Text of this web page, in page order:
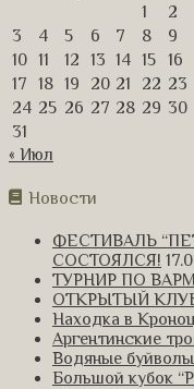
1
2
3
4 5 6 7 8
9
10 11 12 13 14 15
16
17
18 19 20 21 22 23
24 25 26 27 28 29 30
31
« Июл
Новости
ФЕСТИВАЛЬ
СОСТОЯЛСЯ!
ТУРНИР ПО
ОТКРЫТЫЙ
Находка в
Аргентинские
Водяные
Большой кубок